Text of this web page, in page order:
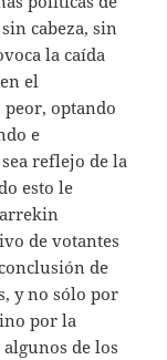
cabeza, sin
la caída
el
peor, optando
e
reflejo de la
esto le
de votantes
de
y no sólo por
por la
de los